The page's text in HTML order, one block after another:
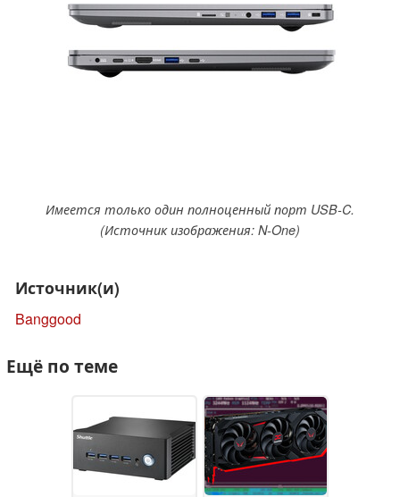
Имеется только один полноценный порт USB-C.
(Источник изображения: N-One)
Источник(и)
Banggood
Ещё по теме